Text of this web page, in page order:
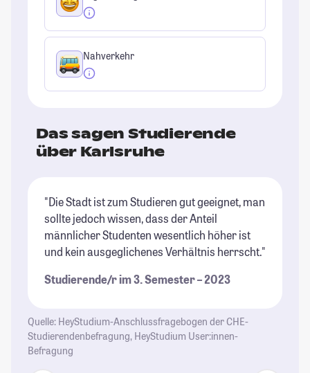
Nahverkehr
Das sagen Studierende
über Karlsruhe
"Die Stadt ist zum Studieren gut geeignet, man
sollte jedoch wissen, dass der Anteil
männlicher Studenten wesentlich höher ist
und kein ausgeglichenes Verhältnis herrscht."
Studierende/r im 3. Semester – 2023
Quelle: HeyStudium-Anschlussfragebogen der CHE-
Studierendenbefragung, HeyStudium User:innen-
Befragung